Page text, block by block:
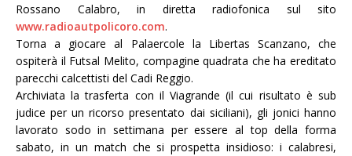
Rossano Calabro, in diretta radiofonica sul sito
www.radioautpolicoro.com.
Torna a giocare al Palaercole la Libertas Scanzano, che
ospiterà il Futsal Melito, compagine quadrata che ha ereditato
parecchi calcettisti del Cadi Reggio.
Archiviata la trasferta con il Viagrande (il cui risultato è sub
judice per un ricorso presentato dai siciliani), gli jonici hanno
lavorato sodo in settimana per essere al top della forma
sabato, in un match che si prospetta insidioso: i calabresi,